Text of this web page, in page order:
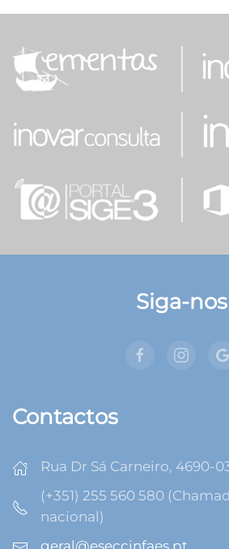
Siga-nos
Contactos
Rua Dr Sá Carneiro, 4690-
(+351) 255 560 580
nacional)